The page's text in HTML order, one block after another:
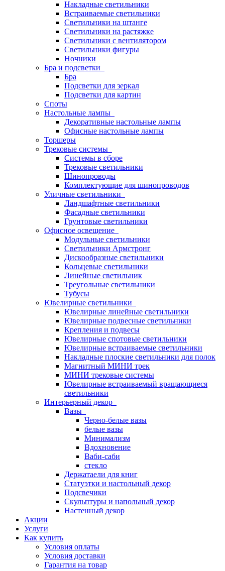
Накладные светильники
Встраиваемые светильники
Светильники на штанге
Светильники на растяжке
Светильники с вентилятором
Светильники фигуры
Ночники
Бра и подсветки
Бра
Подсветки для зеркал
Подсветки для картин
Споты
Настольные лампы
Декоративные настольные лампы
Офисные настольные лампы
Торшеры
Трековые системы
Системы в сборе
Трековые светильники
Шинопроводы
Комплектующие для шинопроводов
Уличные светильники
Ландшафтные светильники
Фасадные светильники
Грунтовые светильники
Офисное освещение
Модульные светильники
Светильники Армстронг
Дискообразные светильники
Кольцевые светильники
Линейные светильник
Треугольные светильники
Тубусы
Ювелирные светильники
Ювелирные линейные светильники
Ювелирные подвесные светильники
Крепления и подвесы
Ювелирные спотовые светильники
Ювелирные встраиваемые светильники
Накладные плоские светильники для полок
Магнитный МИНИ трек
МИНИ трековые системы
Ювелирные встраиваемый вращающиеся
светильники
Интерьерный декор
Вазы
Черно-белые вазы
белые вазы
Минимализм
Вдохновение
Ваби-саби
стекло
Держатаели для книг
Статуэтки и настольный декор
Подсвечики
Скульптуры и напольный декор
Настенный декор
Акции
Услуги
Как купить
Условия оплаты
Условия доставки
Гарантия на товар